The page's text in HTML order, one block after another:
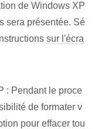
de Windows XP
sera présentée. Sé
sur l'écra
: Pendant le proce
de formater v
pour effacer tou